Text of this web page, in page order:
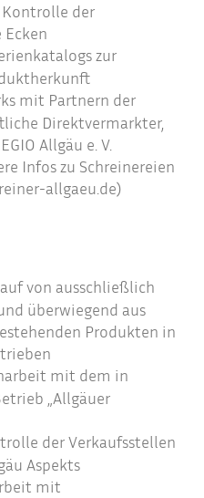
der
zur
mit Partnern der
Direktvermarkter,
Allgäu e. V.
Infos zu Schreinereien
allgaeu.de)
von ausschließlich
überwiegend aus
Produkten in
mit dem in
„Allgäuer
der Verkaufsstellen
Aspekts
mit